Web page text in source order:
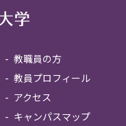
教職員の方
教員プロフィール
アクセス
キャンパスマップ